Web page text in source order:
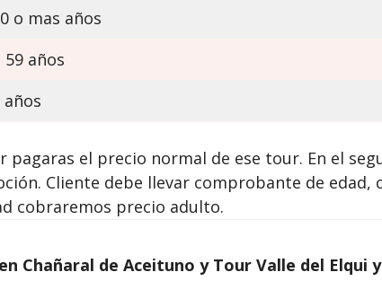
o mas años
años
años
pagaras el precio normal de ese tour. En el
Cliente debe llevar comprobante de
cobraremos precio adulto.
Chañaral de Aceituno y Tour Valle del Elqui